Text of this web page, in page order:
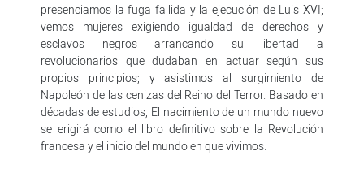
presenciamos la fuga fallida y la ejecución de Luis XVI;
vemos mujeres exigiendo igualdad de derechos y
esclavos negros arrancando su libertad a
revolucionarios que dudaban en actuar según sus
propios principios; y asistimos al surgimiento de
Napoleón de las cenizas del Reino del Terror. Basado en
décadas de estudios, El nacimiento de un mundo nuevo
se erigirá como el libro definitivo sobre la Revolución
francesa y el inicio del mundo en que vivimos.